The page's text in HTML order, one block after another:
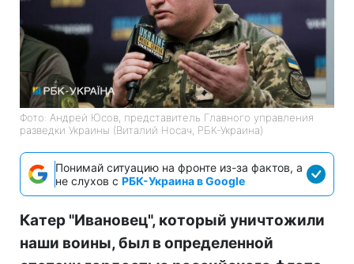
Фото: Андрей Юсов, представитель Главного управления
разведки Украины (Виталий Носач, РБК-Украина)
Понимай ситуацию на фронте из-за фактов, а
не слухов с РБК-Украина в Google
Катер "Ивановец", который уничтожили
наши воины, был в определенной